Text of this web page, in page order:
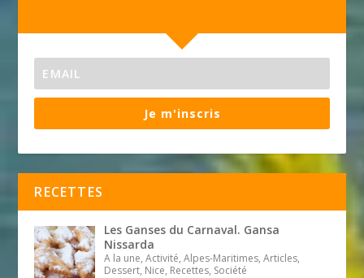
Je m'inscris
RECETTES
Les Ganses du Carnaval. Gansa
Nissarda
A la une, Activité, Alpes-Maritimes, Articles,
Dessert, Nice, Recettes, Société